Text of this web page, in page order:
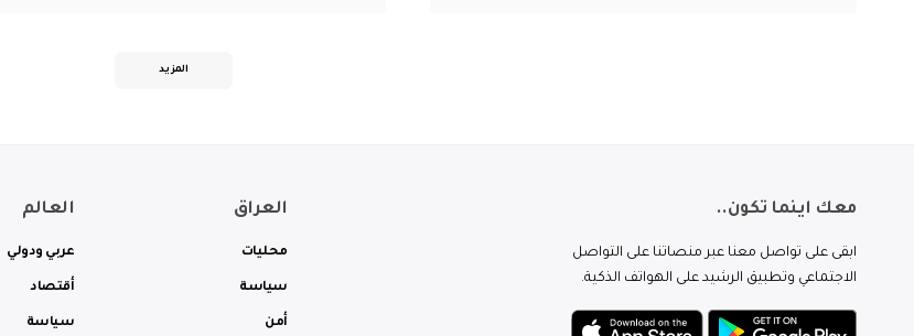
المزيد
معك اينما تكون..
ابقى على تواصل معنا عبر منصاتنا على التواصل
الاجتماعي وتطبيق الرشيد على الهواتف الذكية.
العراق
محليات
سياسة
أمن
العالم
عربي ودولي
أقتصاد
سياسة